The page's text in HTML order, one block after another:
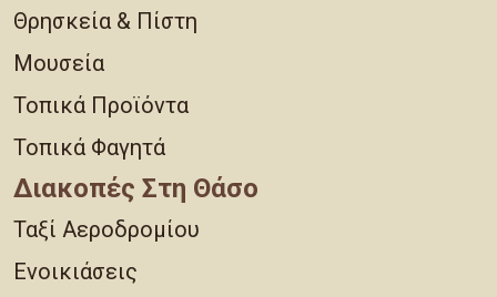
Θρησκεία & Πίστη
Μουσεία
Τοπικά Προϊόντα
Τοπικά Φαγητά
Διακοπές Στη Θάσο
Ταξί Αεροδρομίου
Ενοικιάσεις